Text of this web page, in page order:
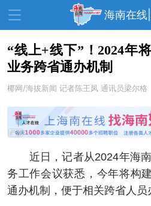
海南在线
资讯中心 热点
教育 健康 房产
生活 演出 活动
展会 走读海南 周末去哪儿
“线上+线下”！2024年
业务跨省通办机制
椰网/海拔新闻 记者陈王凤 通讯员梁尔格
近日，记者从2024年海南
务工作会议获悉，今年将构
通办机制，便于相关跨省人员